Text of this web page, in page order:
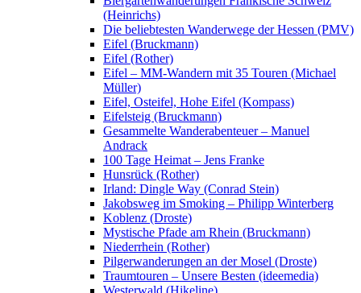
(Heinrichs)
Die beliebtesten Wanderwege der Hessen (PMV)
Eifel (Bruckmann)
Eifel (Rother)
Eifel – MM-Wandern mit 35 Touren (Michael
Müller)
Eifel, Osteifel, Hohe Eifel (Kompass)
Eifelsteig (Bruckmann)
Gesammelte Wanderabenteuer – Manuel
Andrack
100 Tage Heimat – Jens Franke
Hunsrück (Rother)
Irland: Dingle Way (Conrad Stein)
Jakobsweg im Smoking – Philipp Winterberg
Koblenz (Droste)
Mystische Pfade am Rhein (Bruckmann)
Niederrhein (Rother)
Pilgerwanderungen an der Mosel (Droste)
Traumtouren – Unsere Besten (ideemedia)
Westerwald (Hikeline)